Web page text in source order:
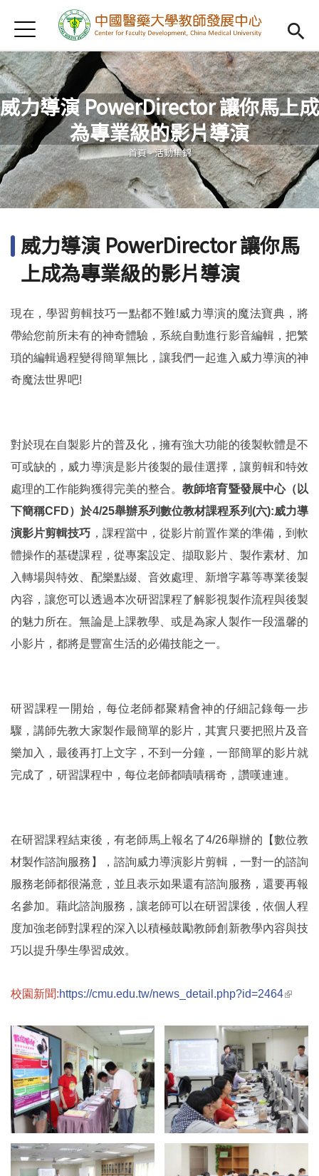
首頁
Open
認識我們
Open
教學研習
Open
新進教師
Open
傑出教授
Open
教師專業社群
Open
借用項目
Jump to Navigation
Jump to Main content
威力導演 PowerDirector 讓你馬上成
為專業級的影片導演
您在這裡
首頁-活動集錦
威力導演 PowerDirector 讓你馬
上成為專業級的影片導演
現在，學習剪輯技巧一點都不難!威力導演的魔法寶典，將
帶給您前所未有的神奇體驗，系統自動進行影音編輯，把繁
瑣的編輯過程變得簡單無比，讓我們一起進入威力導演的神
奇魔法世界吧!
對於現在自製影片的普及化，擁有強大功能的後製軟體是不
可或缺的，威力導演是影片後製的最佳選擇，讓剪輯和特效
處理的工作能夠獲得完美的整合。教師培育暨發展中心（以
下簡稱CFD）於4/25舉辦系列數位教材課程系列(六):威力導
演影片剪輯技巧 ，課程當中，從影片前置作業的準備，到軟
體操作的基礎課程，從專案設定、擷取影片、製作素材、加
入轉場與特效、配樂點綴、音效處理、新增字幕等專業後製
內容，讓您可以透過本次研習課程了解影視製作流程與後製
的魅力所在。無論是上課教學、或是為家人製作一段溫馨的
小影片，都將是豐富生活的必備技能之一。
研習課程一開始，每位老師都聚精會神的仔細記錄每一步
驟，講師先教大家製作最簡單的影片，其實只要把照片及音
樂加入，最後再打上文字，不到一分鐘，一部簡單的影片就
完成了，研習課程中，每位老師都嘖嘖稱奇，讚嘆連連。
在研習課程結束後，有老師馬上報名了4/26舉辦的【數位教
材製作諮詢服務】，諮詢威力導演影片剪輯，一對一的諮詢
服務老師都很滿意，並且表示如果還有諮詢服務，還要再報
名參加。藉此諮詢服務，讓老師可以在研習課後，依個人程
度加強老師對課程的深入以積極鼓勵教師創新教學內容與技
巧以提升學生學習成效。
校園新聞:https://cmu.edu.tw/news_detail.php?id=2464(link